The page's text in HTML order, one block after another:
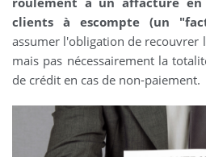
clients à escompte (un
assumer l'obligation de recouvrer
mais pas nécessairement la
de crédit en cas de non-paiement.